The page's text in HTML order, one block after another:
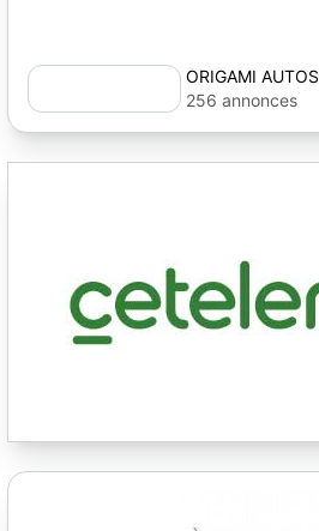
ORIGAMI AUTOS
256 annonces